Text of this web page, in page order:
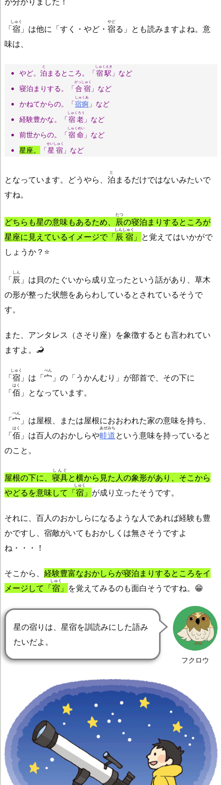
「宿
しゅく
」は他に「すく・やど・ 宿
やど
る」とも読みますよね。意
味は、
やど。 泊
と
まるところ。「宿駅
しゅくえき
」など
寝泊まりする。「合宿
がっしゅく
」など
かねてからの。「宿痾
しゅくあ
」など
経験豊かな。「宿老
しゅくろう
」など
前世からの。「宿命
しゅくめい
」など
星座。
「星宿
せいしゅく
」など
となっています。どうやら、 泊
と
まるだけではないみたいで
すね。
どちらも星の意味もあるため、 辰
たつ
の寝泊まりするところが
星座に見えているイメージで「辰宿
しんしゅく
」 と覚えてはいかがで
しょうか？⭐
「辰
しん
」は貝のたぐいから成り立ったという話があり、草木
の形が整った状態をあらわしているとされているそうで
す。
また、アンタレス（さそり座）を象徴するとも言われてい
ますよ。🦂
「宿
しゅく
」は「宀
べん
」の「うかんむり」が部首で、その下に
「佰
はく
」となっています。
「宀
べん
」は屋根、または屋根におおわれた家の意味を持ち、
「佰
はく
」は百人のおかしらや畦道
あぜみち
という意味を持っていると
のこと。
屋根の下に、 寝具
しんぐ
と横から見た人の象形があり、そこから
やどるを意味して「宿
しゅく
」 が成り立ったそうです。
それに、百人のおかしらになるような人であれば経験も豊
かですし、宿敵がいてもおかしくは無さそうですよ
ね・・・！
そこから、 経験豊富なおかしらが寝泊まりするところをイ
メージして「宿
しゅく
」 を覚えてみるのも面白そうですね。😁
フクロウ
星の宿りは、星宿を訓読みにした語み
たいだよ。